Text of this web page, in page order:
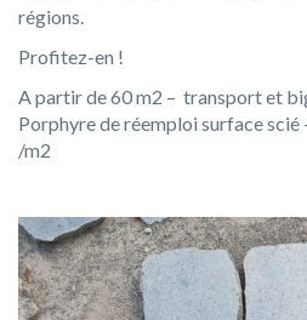
régions.
Profitez-en !
A partir de 60 m2 – transport et
Porphyre de réemploi surface
/m2